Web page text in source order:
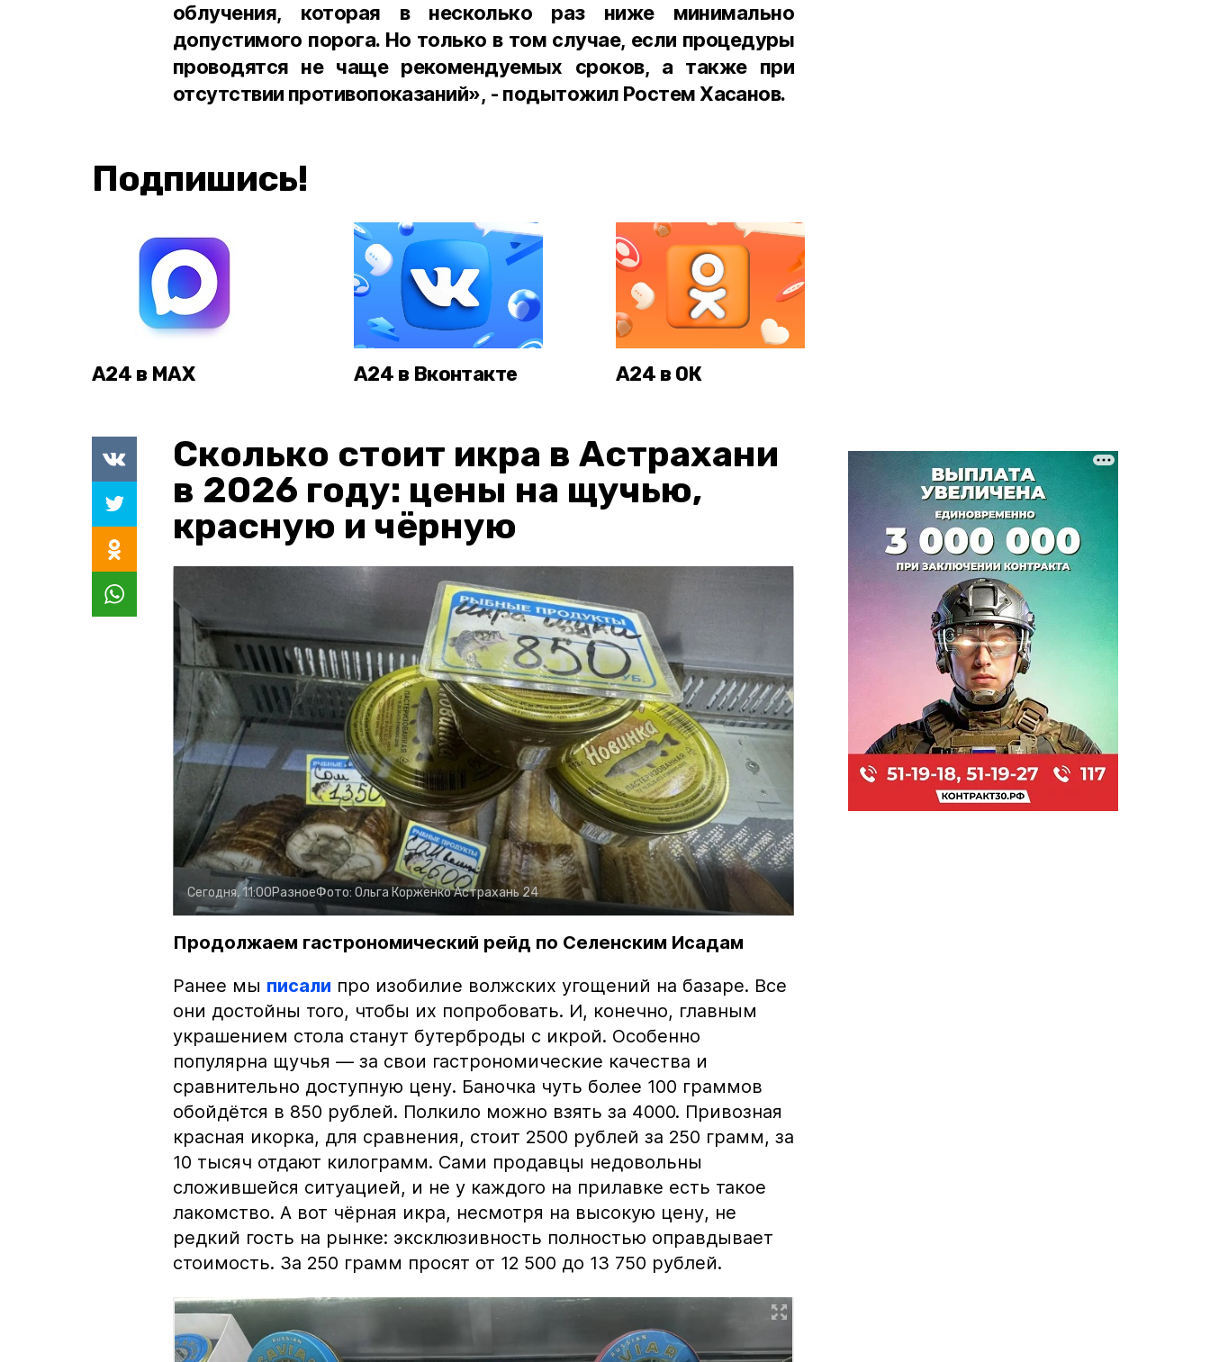
облучения, которая в несколько раз ниже минимально
допустимого порога. Но только в том случае, если процедуры
проводятся не чаще рекомендуемых сроков, а также при
отсутствии противопоказаний», - подытожил Ростем Хасанов.
Подпишись!
А24 в MAX А24 в Вконтакте А24 в ОК
Сколько стоит икра в Астрахани
в 2026 году: цены на щучью,
красную и чёрную
Сегодня, 11:00РазноеФото: Ольга КорженкоАстрахань 24
Продолжаем гастрономический рейд по Селенским Исадам
Ранее мы писали про изобилие волжских угощений на базаре. Все
они достойны того, чтобы их попробовать. И, конечно, главным
украшением стола станут бутерброды с икрой. Особенно
популярна щучья — за свои гастрономические качества и
сравнительно доступную цену. Баночка чуть более 100 граммов
обойдётся в 850 рублей. Полкило можно взять за 4000. Привозная
красная икорка, для сравнения, стоит 2500 рублей за 250 грамм, за
10 тысяч отдают килограмм. Сами продавцы недовольны
сложившейся ситуацией, и не у каждого на прилавке есть такое
лакомство. А вот чёрная икра, несмотря на высокую цену, не
редкий гость на рынке: эксклюзивность полностью оправдывает
стоимость. За 250 грамм просят от 12 500 до 13 750 рублей.